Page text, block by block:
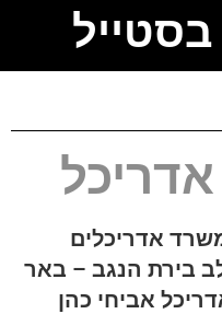
בסטייל
אדריכלים
בירת הנגב – באר
אביחי כהן